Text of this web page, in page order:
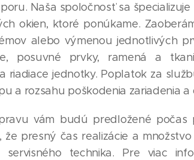
Naša spoločnosť sa
okien, ktoré ponúkame.
alebo výmenou jednotlivých
posuvné prvky, ramená a
riadiace jednotky. Poplatok za
a rozsahu poškodenia zariadenia a
vám budú predložené počas
že presný čas realizácie a
technika. Pre viac